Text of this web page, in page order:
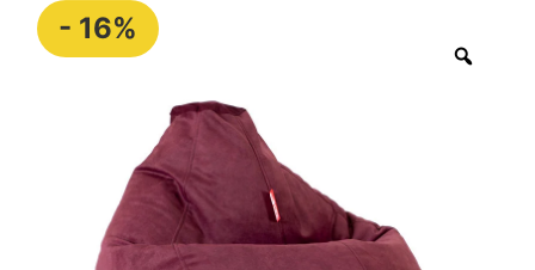
- 16%